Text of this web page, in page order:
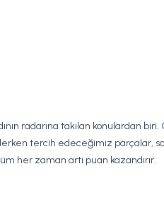
radarına takılan konulardan biri.
tercih edeceğimiz parçalar,
her zaman artı puan kazandırır.